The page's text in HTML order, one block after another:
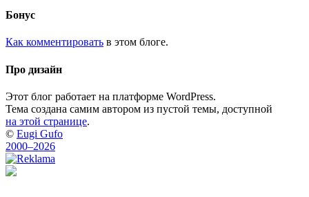
Бонус
Как комментировать в этом блоге.
Про дизайн
Этот блог работает на платформе WordPress.
Тема создана самим автором из пустой темы, доступной
на этой странице.
© Eugi Gufo
2000–2026